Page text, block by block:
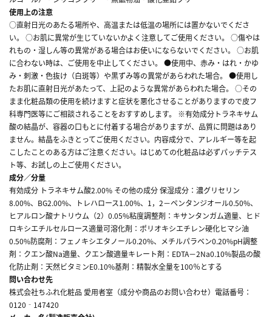
使用上の注意
○直射日光のあたる場所や、高温または低温の場所には置かないでくださ
い。 ○お肌に異常が生じていないかよく注意してご使用ください。 ○傷やは
れもの・湿しん等の異常がある場合はお使いにならないでください。 ○お肌
に合わない時は、ご使用を中止してください。 ●使用中、赤み・はれ・かゆ
み・刺激・色抜け（白斑等）や黒ずみ等の異常があらわれた場合。 ●使用し
たお肌に直射日光があたって、上記のような異常があらわれた場合。 ○その
まま化粧品類の使用を続けますと症状を悪化させることがありますので皮フ
科専門医等にご相談されることをおすすめします。 ※有効成分トラネキサム
酸の結晶が、容器の口もとに付着する場合がありますが、品質に問題はあり
ません。結晶をふきとってご使用ください。内容成分で、アレルギー等を起
こしたことのある方はご注意ください。はじめての化粧品は必ずパッチテス
ト等、お試しの上ご使用ください。
成分／分量
有効成分 トラネキサム酸2.00% その他の成分 保湿成分：濃グリセリン
8.00%、BG2.00%、トレハロース1.00%、1，2－ペンタンジオール0.50%、
ヒアルロン酸ナトリウム（2）0.05%粘度調整剤：キサンタンガム適量、ヒド
ロキシエチルセルロース適量可溶化剤：ポリオキシエチレン硬化ヒマシ油
0.50%防腐剤：フェノキシエタノール0.20%、メチルパラベン0.20%pH調整
剤：クエン酸Na適量、クエン酸適量キレート剤：EDTA－2Na0.10%製品の酸
化防止剤：天然ビタミンE0.10%基剤：精製水全量を100％とする
問い合わせ先
株式会社ちふれ化粧品 愛用者室（成分や商品のお問い合わせ）電話番号：
0120‐147420